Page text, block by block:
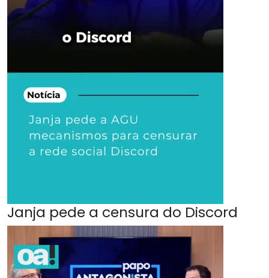
Janja pede a censura do Discord